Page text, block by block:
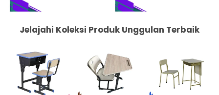
Jelajahi Koleksi Produk Unggulan Terbaik